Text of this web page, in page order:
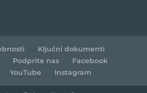
Ključni dokumenti
Podprite nas
Facebook
YouTube Instagram